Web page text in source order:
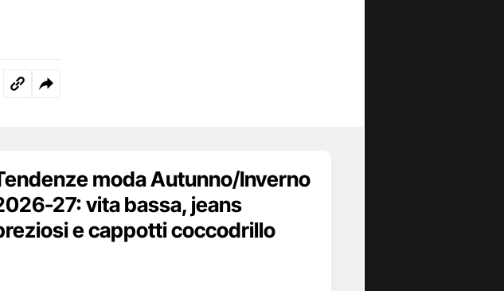
moda Autunno/Inverno
27: vita bassa, jeans
e cappotti coccodrillo